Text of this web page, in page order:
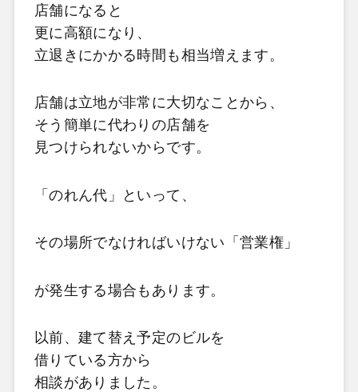
店舗になると
更に高額になり、
立退きにかかる時間も相当増えます。
店舗は立地が非常に大切なことから、
そう簡単に代わりの店舗を
見つけられないからです。
「のれん代」といって、
その場所でなければいけない「営業権」
が発生する場合もあります。
以前、建て替え予定のビルを
借りている方から
相談がありました。